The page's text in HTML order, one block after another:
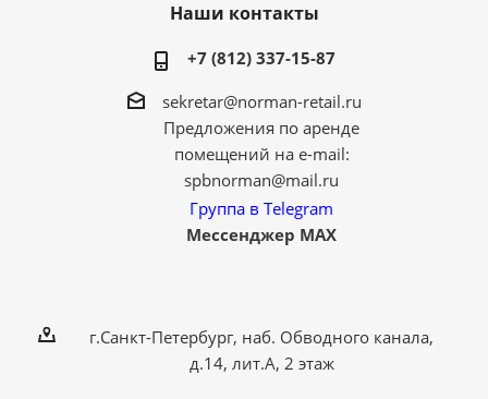
Наши контакты
+7 (812) 337-15-87
sekretar@norman-retail.ru
Предложения по аренде
помещений на e-mail:
spbnorman@mail.ru
Группа в Telegram
Мессенджер MAX
г.Санкт-Петербург, наб. Обводного канала,
д.14, лит.А, 2 этаж